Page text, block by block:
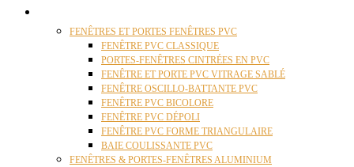
FENÊTRES ET PORTES FENÊTRES PVC
FENÊTRE PVC CLASSIQUE
PORTES-FENÊTRES CINTRÉES EN PVC
FENÊTRE ET PORTE PVC VITRAGE SABLÉ
FENÊTRE OSCILLO-BATTANTE PVC
FENÊTRE PVC BICOLORE
FENÊTRE PVC DÉPOLI
FENÊTRE PVC FORME TRIANGULAIRE
BAIE COULISSANTE PVC
FENÊTRES & PORTES-FENÊTRES ALUMINIUM